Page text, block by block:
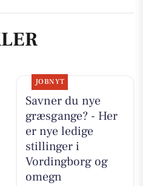
JOBNYT
Savner du nye
græsgange? - Her
er nye ledige
stillinger i
Vordingborg og
omegn